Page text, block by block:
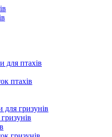
для птахів
птахів
для гризунів